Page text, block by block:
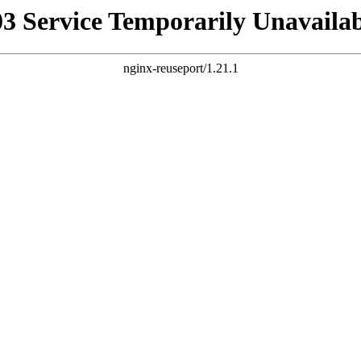
Service Temporarily
nginx-reuseport/1.21.1